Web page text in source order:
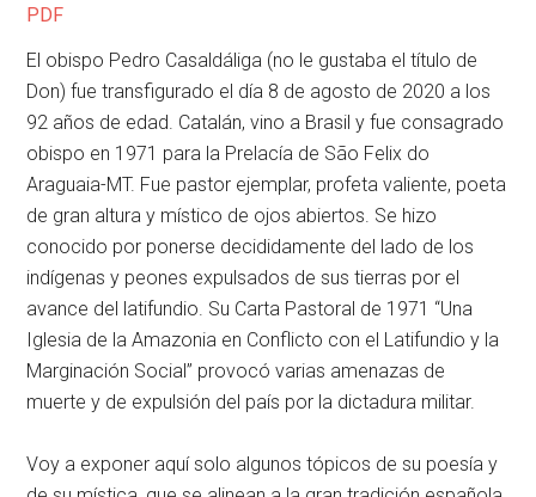
PDF
El obispo Pedro Casaldáliga (no le gustaba el título de
Don) fue transfigurado el día 8 de agosto de 2020 a los
92 años de edad. Catalán, vino a Brasil y fue consagrado
obispo en 1971 para la Prelacía de São Felix do
Araguaia-MT. Fue pastor ejemplar, profeta valiente, poeta
de gran altura y místico de ojos abiertos. Se hizo
conocido por ponerse decididamente del lado de los
indígenas y peones expulsados de sus tierras por el
avance del latifundio. Su Carta Pastoral de 1971 “Una
Iglesia de la Amazonia en Conflicto con el Latifundio y la
Marginación Social” provocó varias amenazas de
muerte y de expulsión del país por la dictadura militar.
Voy a exponer aquí solo algunos tópicos de su poesía y